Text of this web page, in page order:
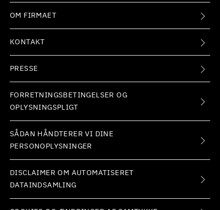
OM FIRMAET
KONTAKT
PRESSE
FORRETNINGSBETINGELSER OG
OPLYSNINGSPLIGT
SÅDAN HÅNDTERER VI DINE
PERSONOPLYSNINGER
DISCLAIMER OM AUTOMATISERET
DATAINDSAMLING